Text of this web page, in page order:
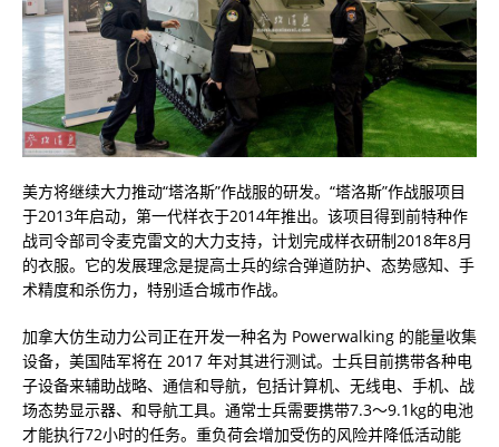
美方将继续大力推动“塔洛斯”作战服的研发。“塔洛斯”作战服项目
于2013年启动，第一代样衣于2014年推出。该项目得到前特种作
战司令部司令麦克雷文的大力支持，计划完成样衣研制2018年8月
的衣服。它的发展理念是提高士兵的综合弹道防护、态势感知、手
术精度和杀伤力，特别适合城市作战。
加拿大仿生动力公司正在开发一种名为 Powerwalking 的能量收集
设备，美国陆军将在 2017 年对其进行测试。士兵目前携带各种电
子设备来辅助战略、通信和导航，包括计算机、无线电、手机、战
场态势显示器、和导航工具。通常士兵需要携带7.3～9.1kg的电池
才能执行72小时的任务。重负荷会增加受伤的风险并降低活动能